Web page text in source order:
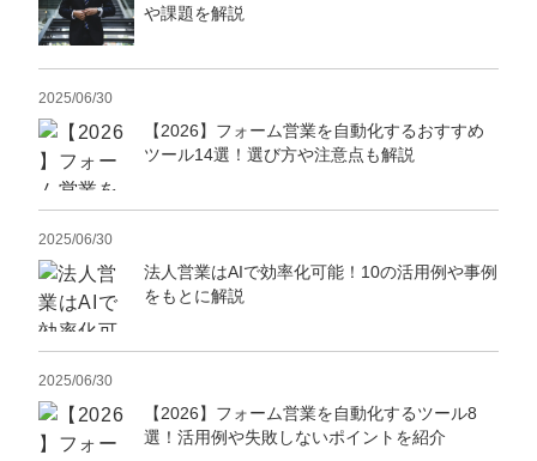
や課題を解説
2025/06/30
【2026】フォーム営業を自動化するおすすめ
ツール14選！選び方や注意点も解説
2025/06/30
法人営業はAIで効率化可能！10の活用例や事例
をもとに解説
2025/06/30
【2026】フォーム営業を自動化するツール8
選！活用例や失敗しないポイントを紹介